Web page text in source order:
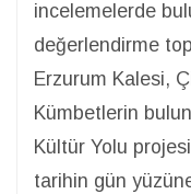
incelemelerde
değerlendirme
Erzurum Kalesi,
Kümbetlerin
Kültür Yolu
tarihin gün